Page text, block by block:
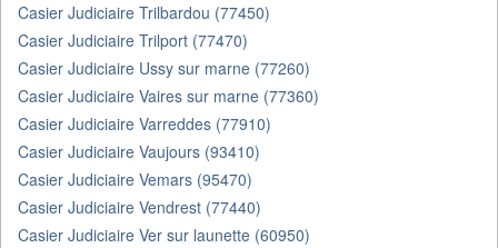
Casier Judiciaire Trilbardou (77450)
Casier Judiciaire Trilport (77470)
Casier Judiciaire Ussy sur marne (77260)
Casier Judiciaire Vaires sur marne (77360)
Casier Judiciaire Varreddes (77910)
Casier Judiciaire Vaujours (93410)
Casier Judiciaire Vemars (95470)
Casier Judiciaire Vendrest (77440)
Casier Judiciaire Ver sur launette (60950)